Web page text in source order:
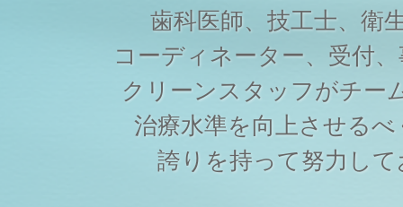
歯科医師、技工士、衛
コーディネーター、受付
クリーンスタッフがチー
治療水準を向上させる
誇りを持って努力し